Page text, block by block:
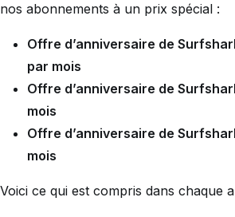
nos abonnements à un prix spécial :
Offre d’anniversaire de
par mois
Offre d’anniversaire de
mois
Offre d’anniversaire de
mois
Voici ce qui est compris dans chaque